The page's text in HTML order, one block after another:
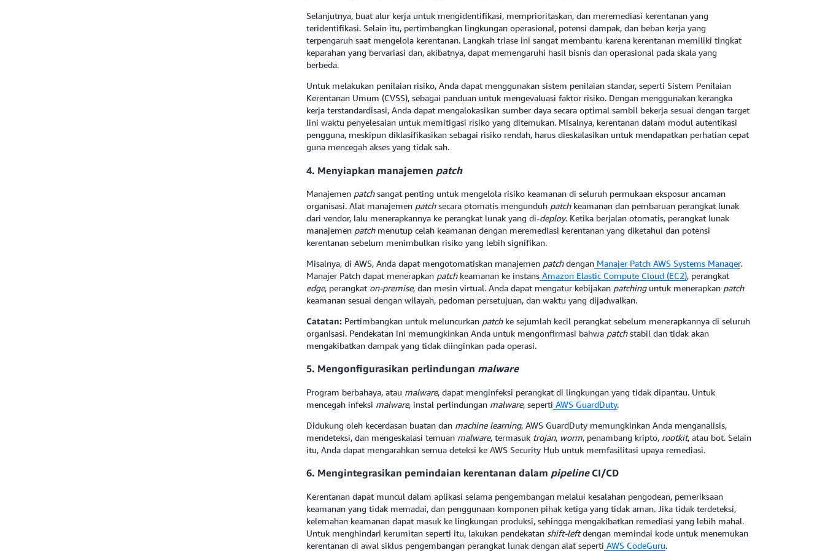
Selanjutnya, buat alur kerja untuk mengidentifikasi, memprioritaskan, dan meremediasi kerentanan yang
teridentifikasi. Selain itu, pertimbangkan lingkungan operasional, potensi dampak, dan beban kerja yang
terpengaruh saat mengelola kerentanan. Langkah triase ini sangat membantu karena kerentanan memiliki tingkat
keparahan yang bervariasi dan, akibatnya, dapat memengaruhi hasil bisnis dan operasional pada skala yang
berbeda.
Untuk melakukan penilaian risiko, Anda dapat menggunakan sistem penilaian standar, seperti Sistem Penilaian
Kerentanan Umum (CVSS), sebagai panduan untuk mengevaluasi faktor risiko. Dengan menggunakan kerangka
kerja terstandardisasi, Anda dapat mengalokasikan sumber daya secara optimal sambil bekerja sesuai dengan target
lini waktu penyelesaian untuk memitigasi risiko yang ditemukan. Misalnya, kerentanan dalam modul autentikasi
pengguna, meskipun diklasifikasikan sebagai risiko rendah, harus dieskalasikan untuk mendapatkan perhatian cepat
guna mencegah akses yang tidak sah.
4. Menyiapkan manajemen patch
Manajemen patchsangat penting untuk mengelola risiko keamanan di seluruh permukaan eksposur ancaman
organisasi. Alat manajemen patchsecara otomatis mengunduh patchkeamanan dan pembaruan perangkat lunak
dari vendor, lalu menerapkannya ke perangkat lunak yang di-deploy. Ketika berjalan otomatis, perangkat lunak
manajemen patchmenutup celah keamanan dengan meremediasi kerentanan yang diketahui dan potensi
kerentanan sebelum menimbulkan risiko yang lebih signifikan.
Misalnya, di AWS, Anda dapat mengotomatiskan manajemen patchdengan Manajer Patch AWS Systems Manager.
Manajer Patch dapat menerapkan patchkeamanan ke instans Amazon Elastic Compute Cloud (EC2), perangkat
edge, perangkat on-premise, dan mesin virtual. Anda dapat mengatur kebijakan patchinguntuk menerapkan patch
keamanan sesuai dengan wilayah, pedoman persetujuan, dan waktu yang dijadwalkan.
Catatan:Pertimbangkan untuk meluncurkan patchke sejumlah kecil perangkat sebelum menerapkannya di seluruh
organisasi. Pendekatan ini memungkinkan Anda untuk mengonfirmasi bahwa patchstabil dan tidak akan
mengakibatkan dampak yang tidak diinginkan pada operasi.
5. Mengonfigurasikan perlindungan malware
Program berbahaya, atau malware, dapat menginfeksi perangkat di lingkungan yang tidak dipantau. Untuk
mencegah infeksi malware, instal perlindungan malware, seperti AWS GuardDuty.
Didukung oleh kecerdasan buatan dan machine learning, AWS GuardDuty memungkinkan Anda menganalisis,
mendeteksi, dan mengeskalasi temuan malware, termasuk trojan, worm, penambang kripto, rootkit, atau bot. Selain
itu, Anda dapat mengarahkan semua deteksi ke AWS Security Hub untuk memfasilitasi upaya remediasi.
6. Mengintegrasikan pemindaian kerentanan dalam pipelineCI/CD
Kerentanan dapat muncul dalam aplikasi selama pengembangan melalui kesalahan pengodean, pemeriksaan
keamanan yang tidak memadai, dan penggunaan komponen pihak ketiga yang tidak aman. Jika tidak terdeteksi,
kelemahan keamanan dapat masuk ke lingkungan produksi, sehingga mengakibatkan remediasi yang lebih mahal.
Untuk menghindari kerumitan seperti itu, lakukan pendekatan shift-leftdengan memindai kode untuk menemukan
kerentanan di awal siklus pengembangan perangkat lunak dengan alat seperti AWS CodeGuru.